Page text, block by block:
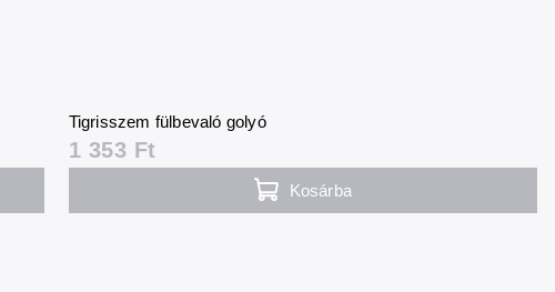
Tigrisszem fülbevaló golyó
1 353 Ft
Kosárba